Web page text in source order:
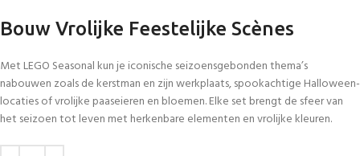
Bouw Vrolijke Feestelijke Scènes
Met LEGO Seasonal kun je iconische seizoensgebonden thema’s
nabouwen zoals de kerstman en zijn werkplaats, spookachtige Halloween-
locaties of vrolijke paaseieren en bloemen. Elke set brengt de sfeer van
het seizoen tot leven met herkenbare elementen en vrolijke kleuren.